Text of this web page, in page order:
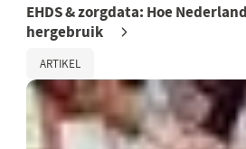
EHDS & zorgdata: Hoe
hergebruik
ARTIKEL